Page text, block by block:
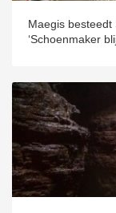
Maegis besteedt
‘Schoenmaker